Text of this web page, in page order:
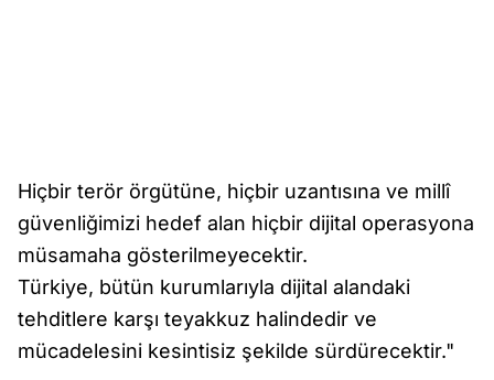
Hiçbir terör örgütüne, hiçbir uzantısına ve millî
güvenliğimizi hedef alan hiçbir dijital operasyona
müsamaha gösterilmeyecektir.
Türkiye, bütün kurumlarıyla dijital alandaki
tehditlere karşı teyakkuz halindedir ve
mücadelesini kesintisiz şekilde sürdürecektir."